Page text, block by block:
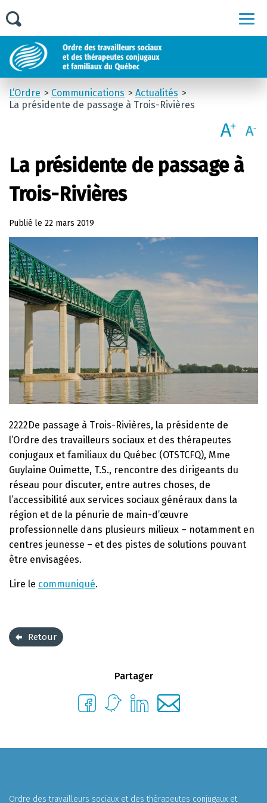
L’Ordre Communications
Actualités
La présidente de passage à Trois-Rivières
La présidente de passage à
Trois-Rivières
Publié le 22 mars 2019
2222De passage à Trois-Rivières, la présidente de
l’Ordre des travailleurs sociaux et des thérapeutes
conjugaux et familiaux du Québec (OTSTCFQ), Mme
Guylaine Ouimette, T.S., rencontre des dirigeants du
réseau pour discuter, entre autres choses, de
l’accessibilité aux services sociaux généraux dans la
région et de la pénurie de main-d’œuvre
professionnelle dans plusieurs milieux – notamment en
centres jeunesse – et des pistes de solutions pouvant
être envisagées.
Lire le communiqué.
Retour
Partager
Ordre des travailleurs sociaux et des thérapeutes conjugaux et